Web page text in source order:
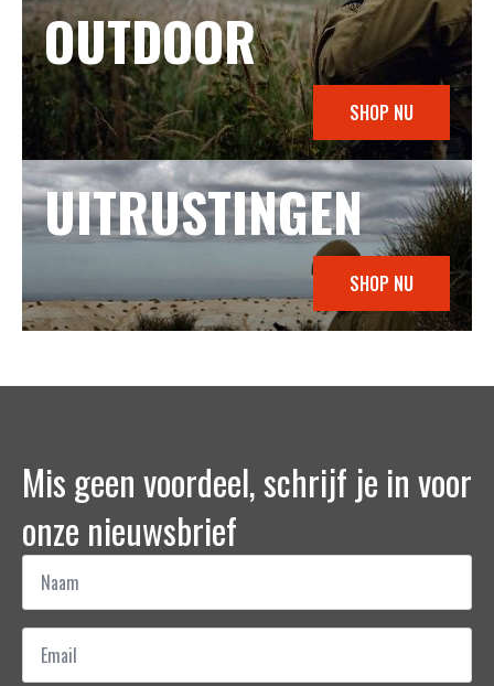
OUTDOOR
SHOP NU
UITRUSTINGEN
SHOP NU
Mis geen voordeel, schrijf je in voor
onze nieuwsbrief
Naam
Email